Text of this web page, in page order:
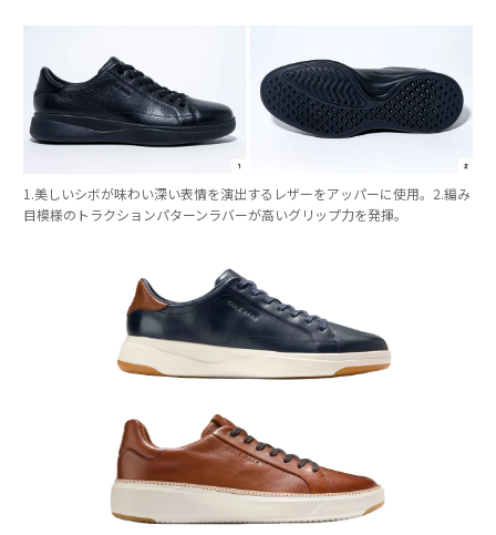
1.美しいシボが味わい深い表情を演出するレザーをアッパーに使用。2.編み
目模様のトラクションパターンラバーが高いグリップ力を発揮。